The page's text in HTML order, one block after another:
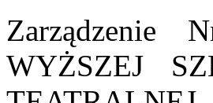
Zarządzenie
WYŻSZEJ